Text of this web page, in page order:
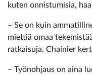
kuten onnistumisia,
– Se on kuin
miettiä omaa
ratkaisuja, Chainier
– Työnohjaus on aina